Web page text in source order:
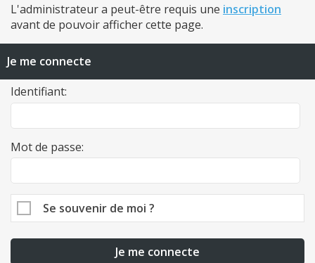
L'administrateur a peut-être requis une inscription
avant de pouvoir afficher cette page.
Je me connecte
Identifiant:
Mot de passe:
Se souvenir de moi ?
Je me connecte